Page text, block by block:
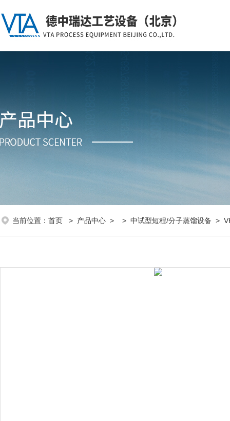
当前位置： 首页 > 产品中心 > > 中试型短程/分子蒸馏设备 >